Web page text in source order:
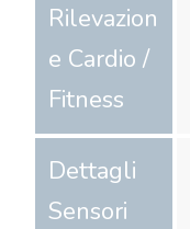
Rilevazion
e Cardio /
Fitness
Dettagli
Sensori